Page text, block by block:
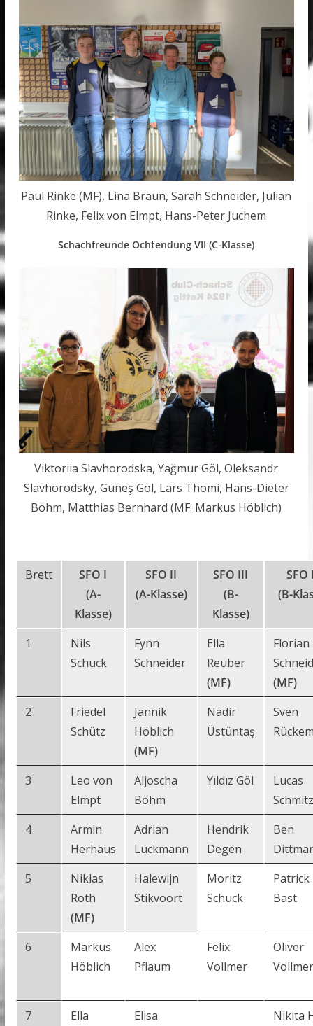
Paul Rinke (MF), Lina Braun, Sarah Schneider, Julian
Rinke, Felix von Elmpt, Hans-Peter Juchem
Schachfreunde Ochtendung VII (C-Klasse)
Viktoriia Slavhorodska, Yağmur Göl, Oleksandr
Slavhorodsky, Güneş Göl, Lars Thomi, Hans-Dieter
Böhm, Matthias Bernhard (MF: Markus Höblich)
Brett
SFO I
(A-
Klasse)
SFO II
(A-Klasse)
SFO III
(B-
Klasse)
SFO
(B-
1
Nils
Schuck
Fynn
Schneider
Ella
Reuber
(MF)
Florian
(MF)
2
Friedel
Schütz
Jannik
Höblich
(MF)
Nadir
Üstüntaş
Sven
3
Leo von
Elmpt
Aljoscha
Böhm
Yıldız Göl
Lucas
Schmitz
4
Armin
Herhaus
Adrian
Luckmann
Hendrik
Degen
Ben
5
Niklas
Roth
(MF)
Halewijn
Stikvoort
Moritz
Schuck
Patrick
Bast
6
Markus
Höblich
Alex
Pflaum
Felix
Vollmer
Oliver
Vollmer
7
Ella
Elisa
Nikita